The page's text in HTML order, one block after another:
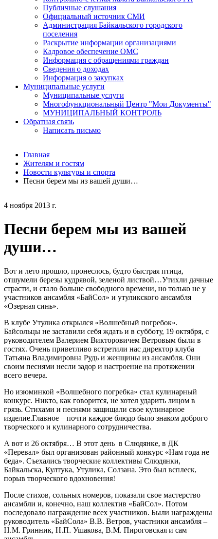
4 ноября 2013 г.
Песни берем мы из вашей
души…
Вот и лето прошло, пронеслось, будто быстрая птица,
отшумели березы кудрявой, зеленой листвой…Утихли дачные
страсти, и стало больше свободного времени, но только не у
участников ансамбля «БайСол» и утуликского ансамбля
«Озерная синь».
В клубе Утулика открылся «Волшебный погребок».
Байсольцы не заставили себя ждать и в субботу, 19 октября, с
руководителем Валерием Викторовичем Ветровым были в
гостях. Очень приветливо встретили нас директор клуба
Татьяна Владимировна Рудь и женщины из ансамбля. Они
своим песнями несли задор и настроение на протяжении
всего вечера.
Но изюминкой «Волшебного погребка» стал кулинарный
конкурс. Никто, как говорится, не хотел ударить лицом в
грязь. Стихами и песнями защищали свое кулинарное
изделие.Главное – почти каждое блюдо было знаком доброго
творческого и кулинарного сотрудничества.
А вот и 26 октября… В этот день в Слюдянке, в ДК
«Перевал» был организован районный конкурс «Нам года не
беда». Съехались творческие коллективы Слюдянки,
Байкальска, Култука, Утулика, Солзана. Это был всплеск,
порыв творческого вдохновения!
После стихов, сольных номеров, показали свое мастерство
ансамбли и, конечно, наш коллектив «БайСол». Потом
последовало награждение всех участников. Были награждены
руководитель «БайСола» В.В. Ветров, участники ансамбля –
Н.М. Гринник, Н.П. Ушакова, В.М. Пироговская и сам
Публичные слушания
Официальный источник СМИ
Администрация Байкальского городского
поселения
Раскрытие информации организациями
Кадровое обеспечение ОМС
Информация с обращениями граждан
Сведения о доходах
Информация о закупках
Муниципальные услуги
Муниципальные услуги
Многофункциональный Центр "Мои Документы"
МУНИЦИПАЛЬНЫЙ КОНТРОЛЬ
Обратная связь
Написать письмо
Главная
Жителям и гостям
Новости культуры и спорта
Песни берем мы из вашей души…